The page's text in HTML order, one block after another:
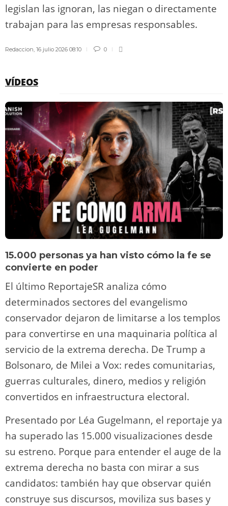
legislan las ignoran, las niegan o directamente
trabajan para las empresas responsables.
Redaccion 16 julio 2026 08:10 0
VÍDEOS
15.000 personas ya han visto cómo la fe se
convierte en poder
El último ReportajeSR analiza cómo
determinados sectores del evangelismo
conservador dejaron de limitarse a los templos
para convertirse en una maquinaria política al
servicio de la extrema derecha. De Trump a
Bolsonaro, de Milei a Vox: redes comunitarias,
guerras culturales, dinero, medios y religión
convertidos en infraestructura electoral.
Presentado por Léa Gugelmann, el reportaje ya
ha superado las 15.000 visualizaciones desde
su estreno. Porque para entender el auge de la
extrema derecha no basta con mirar a sus
candidatos: también hay que observar quién
construye sus discursos, moviliza sus bases y